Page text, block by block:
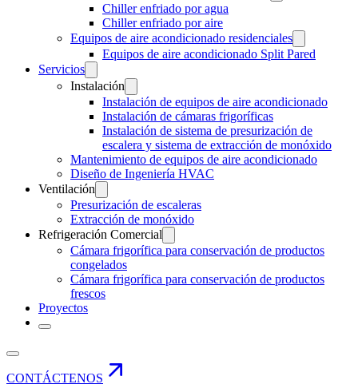
Chiller enfriado por agua
Chiller enfriado por aire
Equipos de aire acondicionado residenciales
Equipos de aire acondicionado Split Pared
Servicios
Instalación
Instalación de equipos de aire acondicionado
Instalación de cámaras frigoríficas
Instalación de sistema de presurización de
escalera y sistema de extracción de monóxido
Mantenimiento de equipos de aire acondicionado
Diseño de Ingeniería HVAC
Ventilación
Presurización de escaleras
Extracción de monóxido
Refrigeración Comercial
Cámara frigorífica para conservación de productos
congelados
Cámara frigorífica para conservación de productos
frescos
Proyectos
CONTÁCTENOS